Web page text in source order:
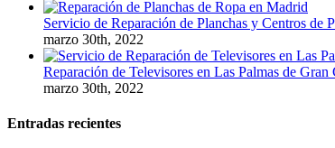
Servicio de Reparación de Planchas y Centros de
marzo 30th, 2022
Reparación de Televisores en Las Palmas de Gran
marzo 30th, 2022
Entradas recientes